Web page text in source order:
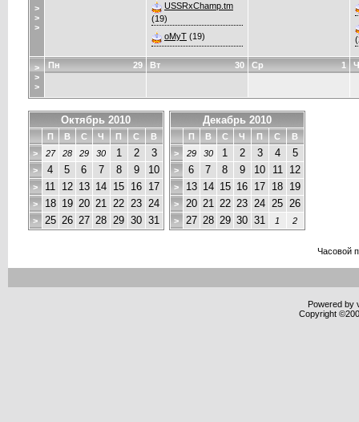
>
>
>
USSRxChamp.tm
(19)
oMyT (19)
>
>
>
29
Пн 30
Вт 1
Ср
Октябрь 2010
П В С Ч П С
В
>
27 28 29 30 1 2 3
> 4 5 6 7 8 9 10
> 11 12 13 14 15 16 17
> 18 19 20 21 22 23 24
> 25 26 27 28 29 30 31
Декабрь 2010
П В С Ч П С
В
>
29 30 1 2 3 4 5
> 6 7 8 9 10 11 12
> 13 14 15 16 17 18 19
> 20 21 22 23 24 25 26
> 27 28 29 30 31 1 2
Часовой
Powered by
Copyright